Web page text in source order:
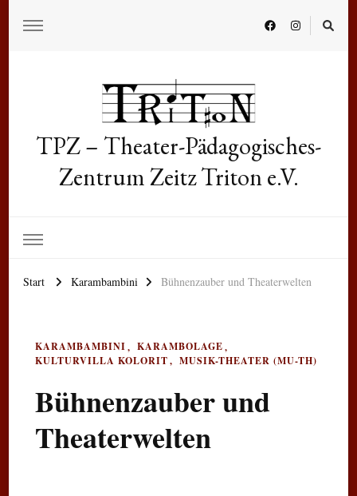
TPZ – Theater-Pädagogisches-
Zentrum Zeitz Triton e.V.
Start Karambambini Bühnenzauber und Theaterwelten
KARAMBAMBINI
KARAMBOLAGE
KULTURVILLA KOLORIT
MUSIK-THEATER (MU-TH)
Bühnenzauber und
Theaterwelten